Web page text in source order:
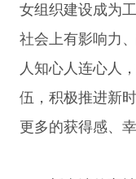
女组织建设成为
社会上有影响力
人知心人连心人
伍，积极推进新
更多的获得感、